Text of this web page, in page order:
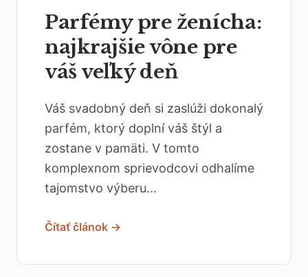
Parfémy pre ženícha:
najkrajšie vône pre
váš veľký deň
Váš svadobný deň si zaslúži dokonalý
parfém, ktorý doplní váš štýl a
zostane v pamäti. V tomto
komplexnom sprievodcovi odhalíme
tajomstvo výberu...
Čítať článok →